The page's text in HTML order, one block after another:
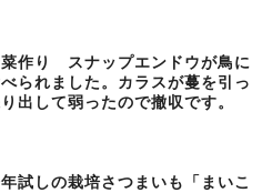
作り スナップエンドウが鳥に
られました。カラスが蔓を引っ
出して弱ったので撤収です。
試しの栽培さつまいも「まいこ